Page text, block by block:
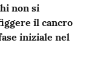
non si
il cancro
iniziale nel